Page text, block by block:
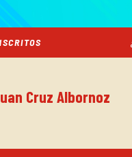
Cruz Albornoz